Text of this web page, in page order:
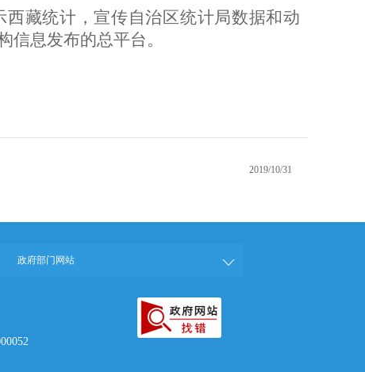
藏统计，宣传自治区统计局数据和动
息发布的总平台。
2019/10/31
政府部门网站